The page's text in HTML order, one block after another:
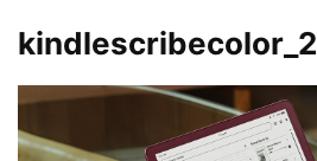
kindlescribecolor_2